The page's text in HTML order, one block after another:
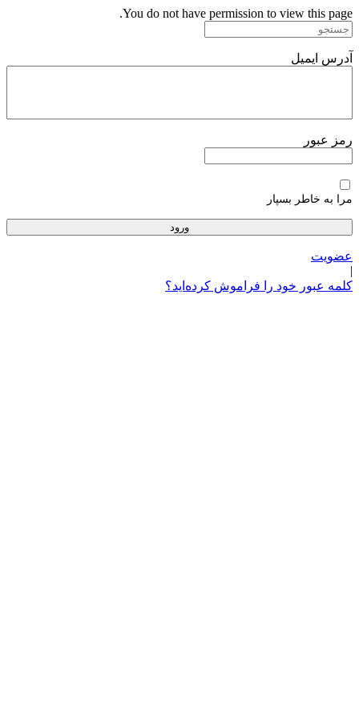
پرش
به
You do not have permission to view this page.
آدرس ایمیل
رمز عبور
مرا به خاطر بسپار
عضویت
|
کلمه عبور خود را فراموش کرده‌اید؟